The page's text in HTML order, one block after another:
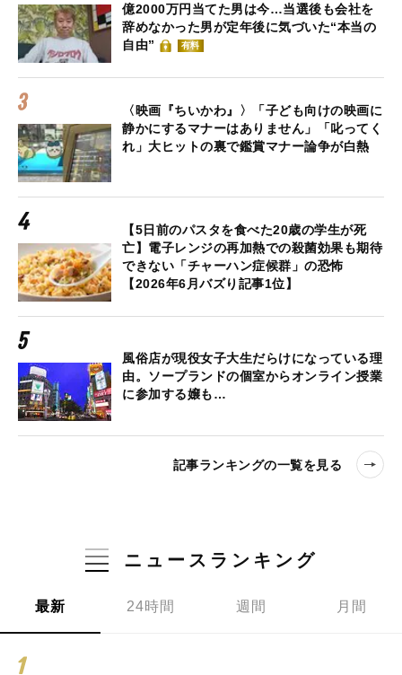
億2000万円当てた男は今…当選後も会社を
辞めなかった男が定年後に気づいた“本当の
自由”
有料
〈映画『ちいかわ』〉「子ども向けの映画に
静かにするマナーはありません」「叱ってく
れ」大ヒットの裏で鑑賞マナー論争が白熱
【5日前のパスタを食べた20歳の学生が死
亡】電子レンジの再加熱での殺菌効果も期待
できない「チャーハン症候群」の恐怖
【2026年6月バズり記事1位】
風俗店が現役女子大生だらけになっている理
由。ソープランドの個室からオンライン授業
に参加する嬢も…
記事ランキングの一覧を見る
ニュースランキング
最新 24時間 週間 月間